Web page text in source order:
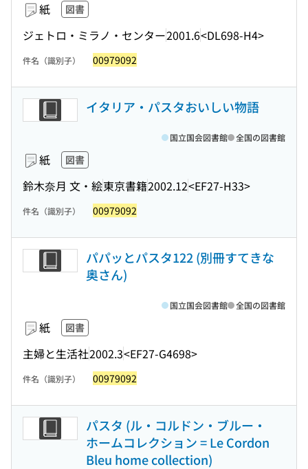
紙 図書
ジェトロ・ミラノ・センター2001.6<DL698-H4>
件名（識別子） 00979092
イタリア・パスタおいしい物語
紙 図書
鈴木奈月 文・絵東京書籍2002.12<EF27-H33>
国立国会図書館 全国の図書館
件名（識別子） 00979092
パパッとパスタ122 (別冊すてきな
奥さん)
紙 図書
主婦と生活社2002.3<EF27-G4698>
国立国会図書館 全国の図書館
件名（識別子） 00979092
パスタ (ル・コルドン・ブルー・
ホームコレクション = Le Cordon
Bleu home collection)